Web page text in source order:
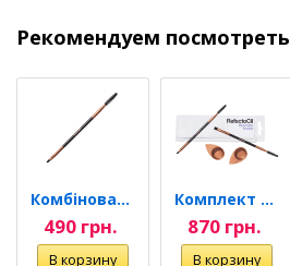
Рекомендуем посмотреть
Комбінований пензлик для...
490 грн.
Комплект комбінованих...
870 грн.